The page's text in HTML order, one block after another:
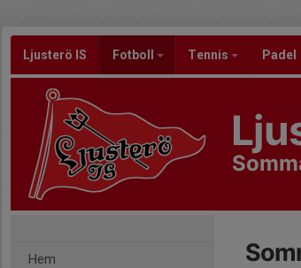
Ljusterö IS Fotboll Tennis Padel
Hem